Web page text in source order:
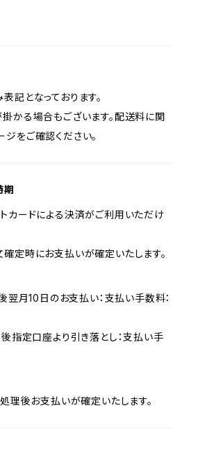
記となっております。
かる場合もございます。配送料に関
をご確認ください。
期
カードによる決済がご利用いただけ
定時にお支払いが確定いたします。
翌月10日のお支払い：支払い手数料：
後指定口座より引き落とし：支払い手
理後お支払いが確定いたします。